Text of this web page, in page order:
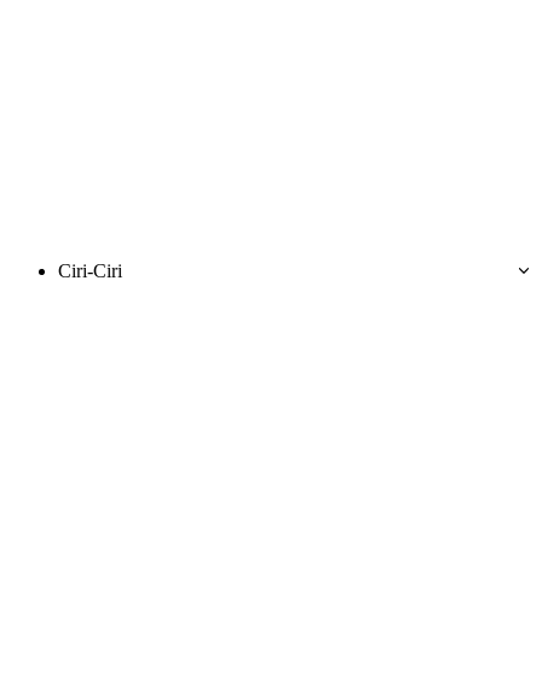
Ciri-Ciri